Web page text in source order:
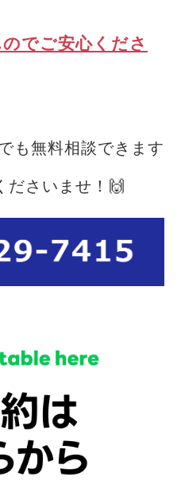
でご安心くださ
も無料相談できます
ださいませ！🙌